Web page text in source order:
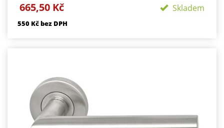
50/50mm, Délka rozety 134 mm
Součástí kování je montážní materiál.
WC - klika/klika rozeta pro WC nebo koupelnu
PZ LI - klika levá / koule
PZ RE - klika pravá / koule
665,50 Kč Skladem
550 Kč bez DPH